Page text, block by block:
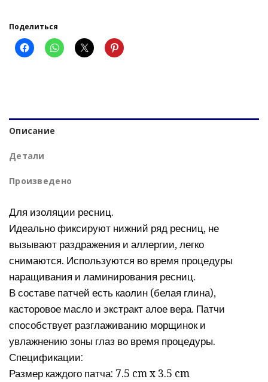
Поделиться
Описание
Детали
Произведено
Для изоляции ресниц.
Идеально фиксируют нижний ряд ресниц, не
вызывают раздражения и аллергии, легко
снимаются. Используются во время процедуры
наращивания и ламинирования ресниц.
В составе патчей есть каолин (белая глина),
касторовое масло и экстракт алое вера. Патчи
способствует разглаживанию морщинок и
увлажнению зоны глаз во время процедуры.
Спецификации:
Размер каждого патча: 7.5 cm x 3.5 cm